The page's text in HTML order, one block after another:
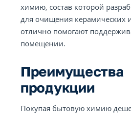
химию, состав которой
для очищения керамических
отлично помогают
помещении.
Преимущества
продукции
Покупая бытовую химию